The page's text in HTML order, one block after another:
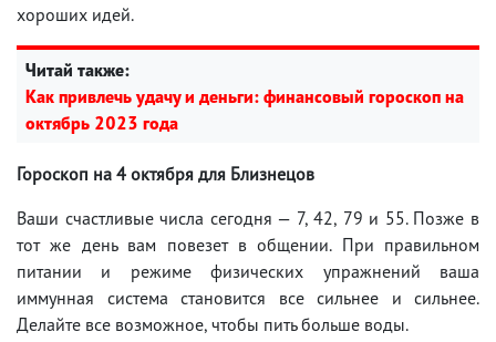
хороших идей.
Читай также:
Как привлечь удачу и деньги: финансовый гороскоп на
октябрь 2023 года
Гороскоп на 4 октября для Близнецов
Ваши счастливые числа сегодня — 7, 42, 79 и 55. Позже в
тот же день вам повезет в общении. При правильном
питании и режиме физических упражнений ваша
иммунная система становится все сильнее и сильнее.
Делайте все возможное, чтобы пить больше воды.